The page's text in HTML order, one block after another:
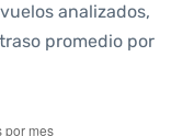
analizados,
promedio por